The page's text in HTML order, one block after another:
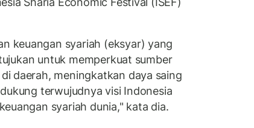
keuangan syariah (eksyar) yang
untuk memperkuat sumber
daerah, meningkatkan daya saing
terwujudnya visi Indonesia
syariah dunia," kata dia.